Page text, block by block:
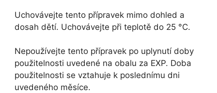
Uchovávejte tento přípravek mimo dohled a
dosah dětí. Uchovávejte při teplotě do 25 °C.
Nepoužívejte tento přípravek po uplynutí doby
použitelnosti uvedené na obalu za EXP. Doba
použitelnosti se vztahuje k poslednímu dni
uvedeného měsíce.